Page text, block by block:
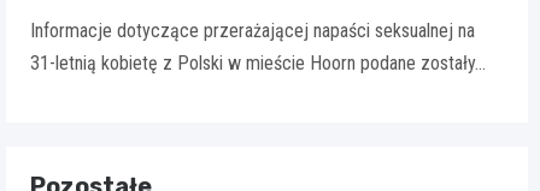
Informacje dotyczące przerażającej napaści seksualnej na
31-letnią kobietę z Polski w mieście Hoorn podane zostały…